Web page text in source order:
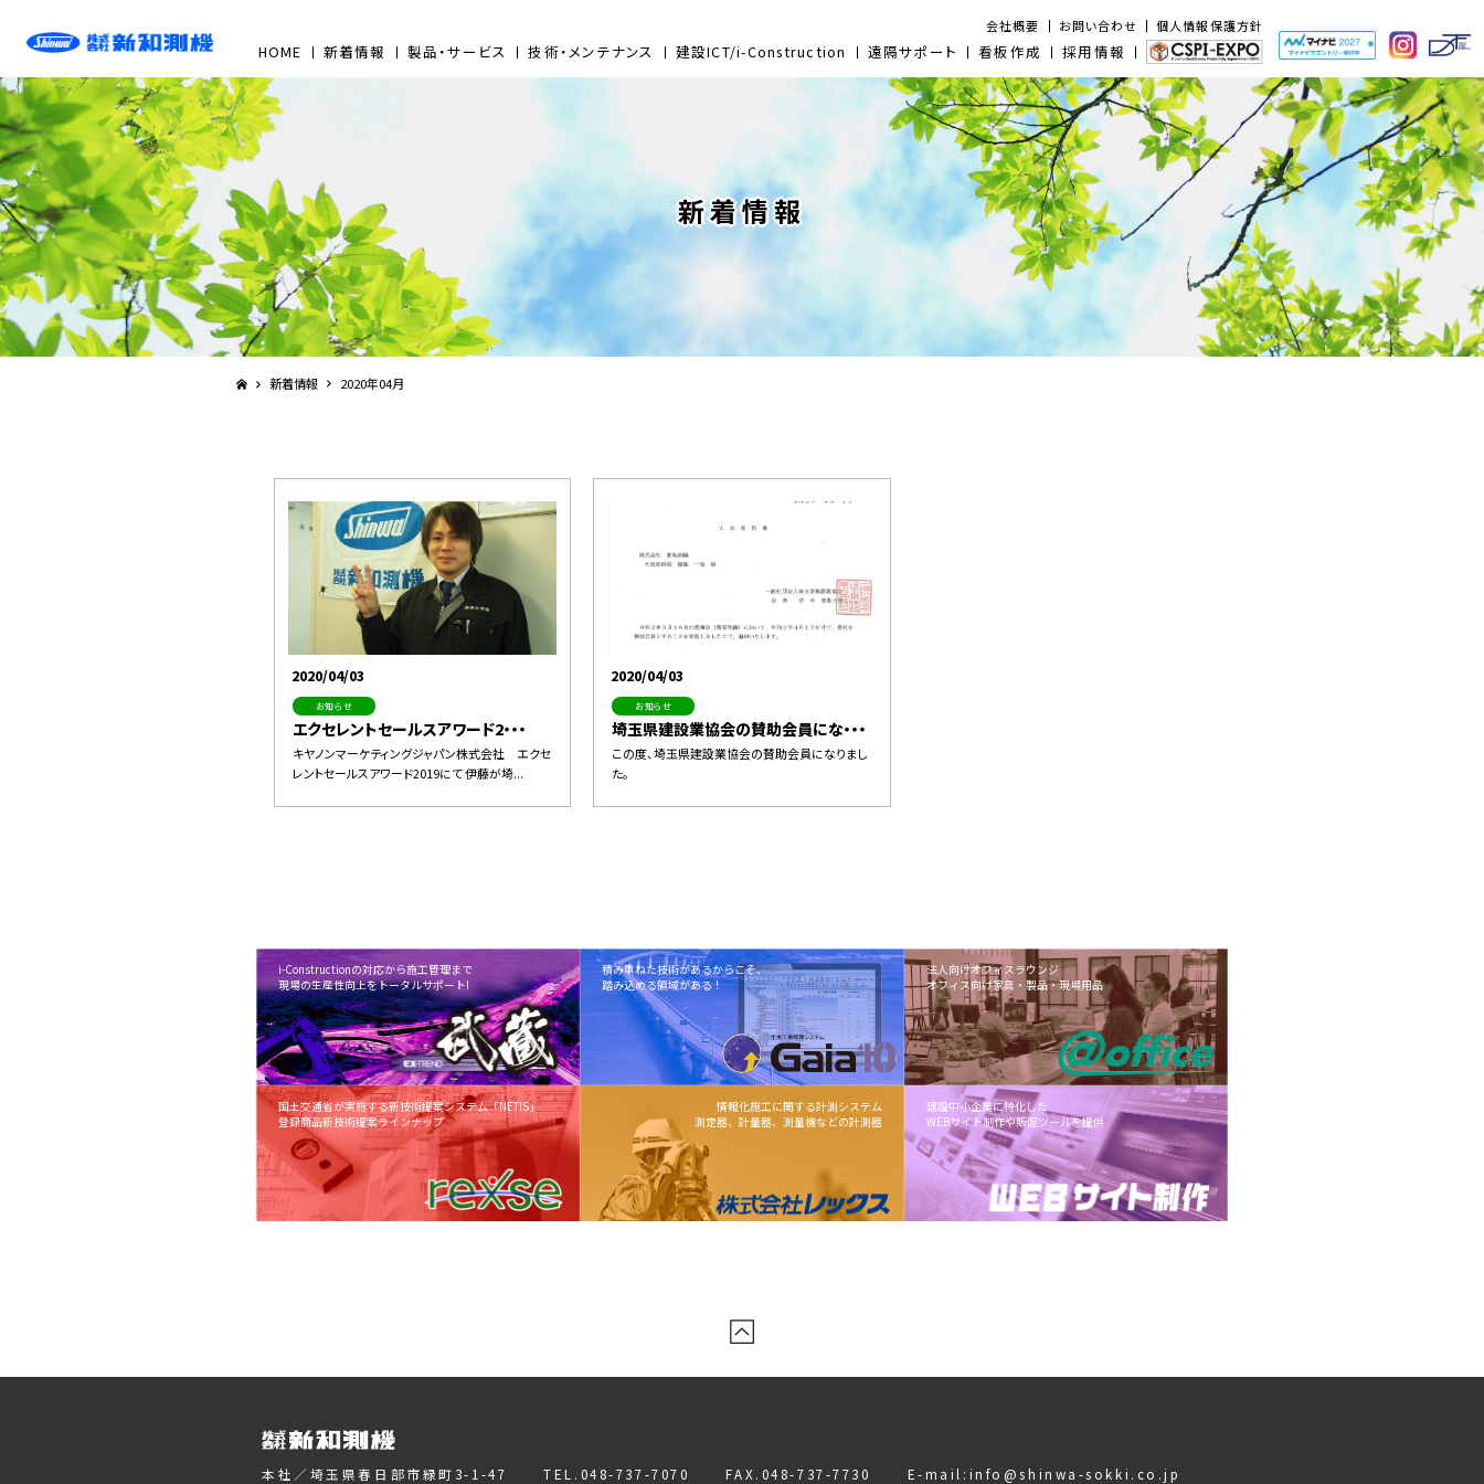
会社概要 お問い合わせ 個人情報保護方針
HOME 新着情報 製品・サービス 技術・メンテナンス 建設ICT/i-Construction 遠隔サポート 看板作成 採用情報
新着情報
新着情報 2020年04月
2020/04/03
お知らせ
エクセレントセールスアワード2・・・
キヤノンマーケティングジャパン株式会社 エクセ
レントセールスアワード2019にて 伊藤が埼...
2020/04/03
お知らせ
埼玉県建設業協会の賛助会員にな・・・
この度、埼玉県建設業協会の賛助会員になりまし
た。
i-Constructionの対応から施工管理まで
現場の生産性向上をトータルサポート!
積み重ねた技術があるからこそ、
踏み込める領域がある！
法人向けオフィスラウンジ
オフィス向け家具・製品・現場用品
国土交通省が実施する新技術提案システム「NETIS」
登録商品新技術提案ラインナップ
情報化施工に関する計測システム
測定器、計量器、測量機などの計測器
建設中小企業に特化した
WEBサイト制作や販促ツールを提供
本社／埼玉県春日部市緑町3-1-47 TEL. 048-737-7070 FAX.048-737-7730 E-mail: info@shinwa-sokki.co.jp